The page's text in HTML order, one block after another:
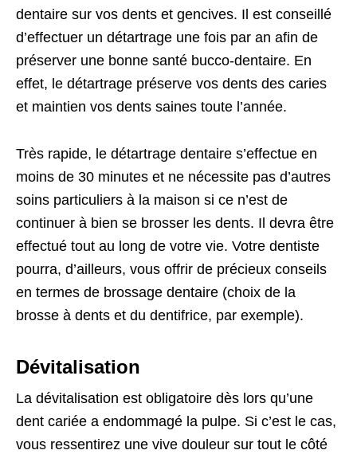
dentaire sur vos dents et gencives. Il est conseillé
d’effectuer un détartrage une fois par an afin de
préserver une bonne santé bucco-dentaire. En
effet, le détartrage préserve vos dents des caries
et maintien vos dents saines toute l’année.
Très rapide, le détartrage dentaire s’effectue en
moins de 30 minutes et ne nécessite pas d’autres
soins particuliers à la maison si ce n’est de
continuer à bien se brosser les dents. Il devra être
effectué tout au long de votre vie. Votre dentiste
pourra, d’ailleurs, vous offrir de précieux conseils
en termes de brossage dentaire (choix de la
brosse à dents et du dentifrice, par exemple).
Dévitalisation
La dévitalisation est obligatoire dès lors qu’une
dent cariée a endommagé la pulpe. Si c’est le cas,
vous ressentirez une vive douleur sur tout le côté